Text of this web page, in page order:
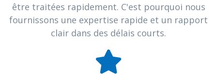
être traitées rapidement. C'est pourquoi nous
fournissons une expertise rapide et un rapport
clair dans des délais courts.